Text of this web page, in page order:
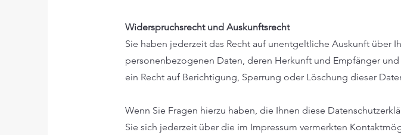
Widerspruchsrecht und Auskunftsrecht
Sie haben jederzeit das Recht auf unentgeltliche Auskunft über
personenbezogenen Daten, deren Herkunft und Empfänger
ein Recht auf Berichtigung, Sperrung oder Löschung dieser
Wenn Sie Fragen hierzu haben, die Ihnen diese
Sie sich jederzeit über die im Impressum vermerkten